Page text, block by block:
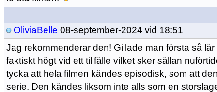
OliviaBelle 08-september-2024 vid 18:51
Jag rekommenderar den! Gillade man första så
faktiskt högt vid ett tillfälle vilket sker sällan
tycka att hela filmen kändes episodisk, som att
serie. Den kändes liksom inte alls som en